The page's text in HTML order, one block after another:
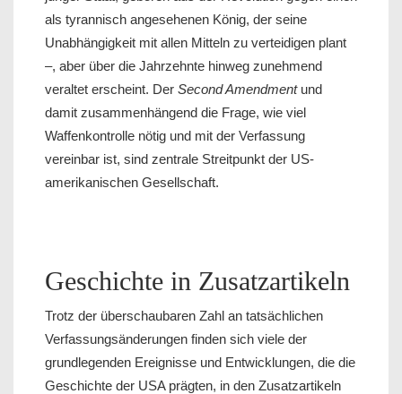
als tyrannisch angesehenen König, der seine
Unabhängigkeit mit allen Mitteln zu verteidigen plant
–, aber über die Jahrzehnte hinweg zunehmend
veraltet erscheint. Der Second Amendmentund
damit zusammenhängend die Frage, wie viel
Waffenkontrolle nötig und mit der Verfassung
vereinbar ist, sind zentrale Streitpunkt der US-
amerikanischen Gesellschaft.
Geschichte in Zusatzartikeln
Trotz der überschaubaren Zahl an tatsächlichen
Verfassungsänderungen finden sich viele der
grundlegenden Ereignisse und Entwicklungen, die die
Geschichte der USA prägten, in den Zusatzartikeln